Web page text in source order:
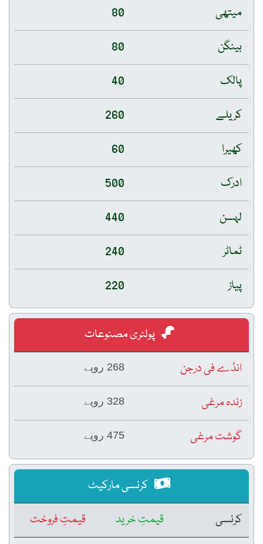
میتھی
80
بینگن
80
پالک
40
کریلے
260
کھیرا
60
ادرک
500
لہسن
440
ٹماٹر
240
پیاز
220
پولٹری مصنوعات
انڈے فی درجن
268 روپے
زندہ مرغی 328 روپے
گوشت مرغی 475 روپے
کرنسی مارکیٹ
کرنسی
قیمتِ خرید
قیمتِ فروخت